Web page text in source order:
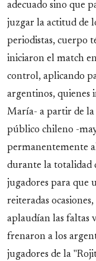
adecuado sino que
juzgar la actitud de
periodistas, cuerpo
iniciaron el match
control, aplicando
argentinos, quienes
María- a partir de la
público chileno -
permanentemente
durante la totalidad
jugadores para que
reiteradas
aplaudían las faltas
frenaron a los
jugadores de la